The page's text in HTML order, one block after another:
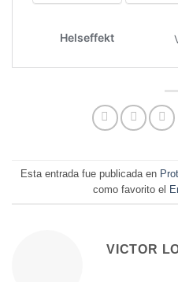
Esta entrada fue publicada en
como favorito el
VICTOR